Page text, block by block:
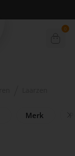
0
Merk